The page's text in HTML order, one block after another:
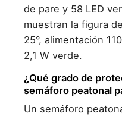
de pare y 58 LED
muestran la figura
25°, alimentación
2,1 W verde.
¿Qué grado de
semáforo peatonal
Un semáforo